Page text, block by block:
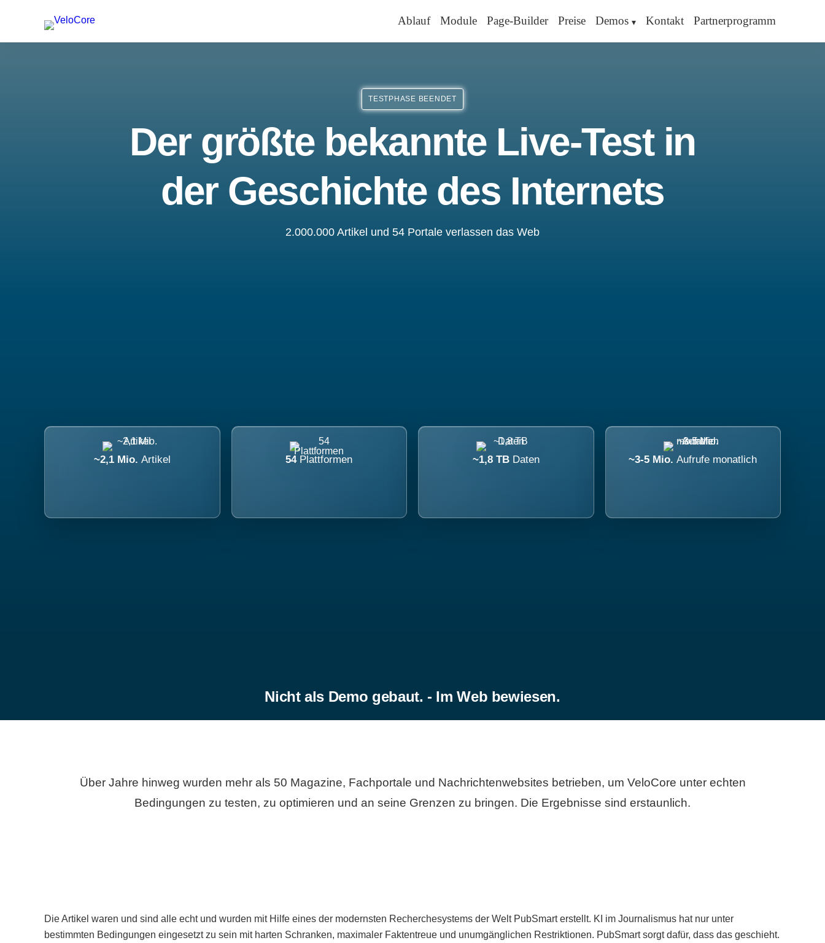
Ablauf Module Page-Builder Preise Demos Kontakt Partnerprogramm
TESTPHASE BEENDET
Der größte bekannte Live-Test in
der Geschichte des Internets
2.000.000 Artikel und 54 Portale verlassen das Web
~2,1 Mio. Artikel 54 Plattformen ~1,8 TB Daten ~3-5 Mio.Aufrufe monatlich
Nicht als Demo gebaut. - Im Web bewiesen.
Über Jahre hinweg wurden mehr als 50 Magazine, Fachportale und Nachrichtenwebsites betrieben, um VeloCore unter echten
Bedingungen zu testen, zu optimieren und an seine Grenzen zu bringen. Die Ergebnisse sind erstaunlich.
Die Artikel waren und sind alle echt und wurden mit Hilfe eines der modernsten Recherchesystems der Welt PubSmart erstellt. KI im Journalismus hat nur unter
bestimmten Bedingungen eingesetzt zu sein mit harten Schranken, maximaler Faktentreue und unumgänglichen Restriktionen. PubSmart sorgt dafür, dass das geschieht.